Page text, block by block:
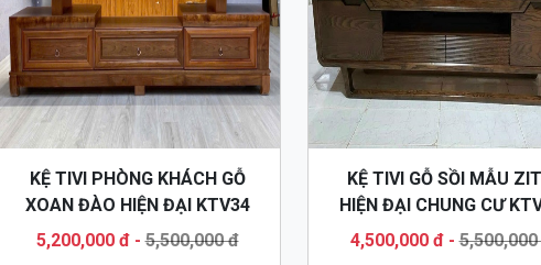
KỆ TIVI PHÒNG KHÁCH GỖ
XOAN ĐÀO HIỆN ĐẠI KTV34
5,200,000 đ-5,500,000 đ
KỆ TIVI GỖ SỒI MẪU
HIỆN ĐẠI CHUNG CƯ
4,500,000 đ-